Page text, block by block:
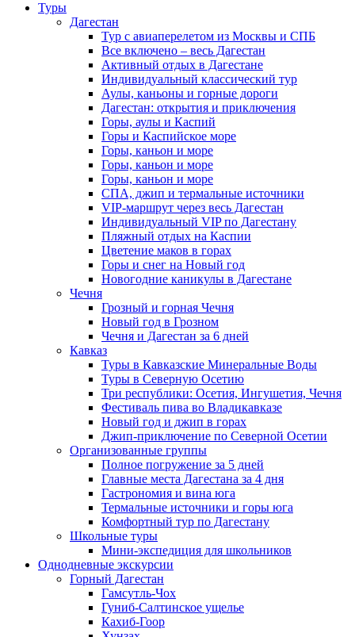
Туры
Дагестан
Тур с авиаперелетом из Москвы и СПБ
Все включено – весь Дагестан
Активный отдых в Дагестане
Индивидуальный классический тур
Аулы, каньоны и горные дороги
Дагестан: открытия и приключения
Горы, аулы и Каспий
Горы и Каспийское море
Горы, каньон и море
Горы, каньон и море
Горы, каньон и море
СПА, джип и термальные источники
VIP-маршрут через весь Дагестан
Индивидуальный VIP по Дагестану
Пляжный отдых на Каспии
Цветение маков в горах
Горы и снег на Новый год
Новогодние каникулы в Дагестане
Чечня
Грозный и горная Чечня
Новый год в Грозном
Чечня и Дагестан за 6 дней
Кавказ
Туры в Кавказские Минеральные Воды
Туры в Северную Осетию
Три республики: Осетия, Ингушетия, Чечня
Фестиваль пива во Владикавказе
Новый год и джип в горах
Джип-приключение по Северной Осетии
Организованные группы
Полное погружение за 5 дней
Главные места Дагестана за 4 дня
Гастрономия и вина юга
Термальные источники и горы юга
Комфортный тур по Дагестану
Школьные туры
Мини-экспедиция для школьников
Однодневные экскурсии
Горный Дагестан
Гамсутль-Чох
Гуниб-Салтинское ущелье
Кахиб-Гоор